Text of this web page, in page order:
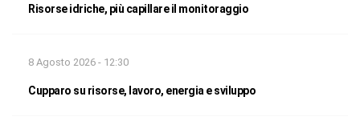
Risorse idriche, più capillare il monitoraggio
8 Agosto 2026 - 12:30
Cupparo su risorse, lavoro, energia e sviluppo